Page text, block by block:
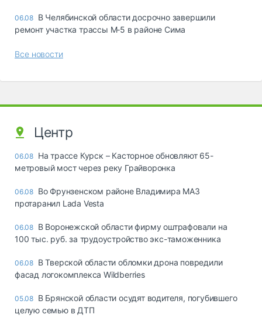
06.08 В Челябинской области досрочно завершили
ремонт участка трассы М‑5 в районе Сима
Все новости
Центр
06.08 На трассе Курск – Касторное обновляют 65-
метровый мост через реку Грайворонка
06.08 Во Фрунзенском районе Владимира МАЗ
протаранил Lada Vesta
06.08 В Воронежской области фирму оштрафовали на
100 тыс. руб. за трудоустройство экс-таможенника
06.08 В Тверской области обломки дрона повредили
фасад логокомплекса Wildberries
05.08 В Брянской области осудят водителя, погубившего
целую семью в ДТП